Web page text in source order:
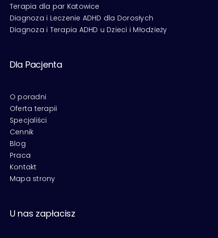
Terapia dla par Katowice
Diagnoza i Leczenie ADHD dla Dorosłych
Diagnoza i Terapia ADHD u Dzieci i Młodzieży
Dla Pacjenta
O poradni
Oferta terapii
Specjaliści
Cennik
Blog
Praca
Kontakt
Mapa strony
U nas zapłacisz